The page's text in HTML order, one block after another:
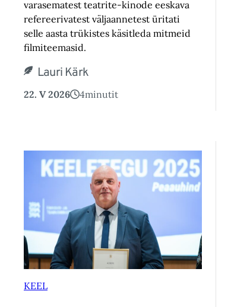
varasematest teatrite-kinode eeskava
refereerivatest väljaannetest üritati
selle aasta trükistes käsitleda mitmeid
filmiteemasid.
Lauri Kärk
22. V 2026 4minutit
KEEL